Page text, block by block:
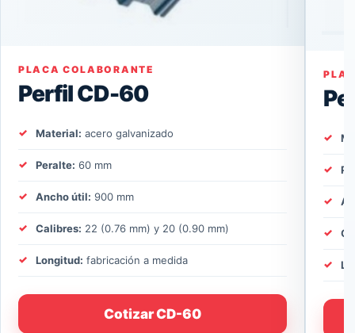
PLACA COLABORANTE
Perfil CD-60
Material: acero galvanizado
Peralte: 60 mm
Ancho útil: 900 mm
Calibres: 22 (0.76 mm) y 20 (0.90 mm)
Longitud: fabricación a medida
Cotizar CD-60